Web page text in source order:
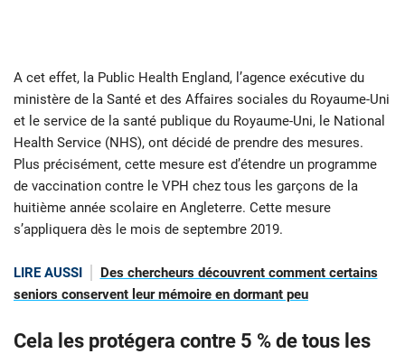
A cet effet, la Public Health England, l’agence exécutive du
ministère de la Santé et des Affaires sociales du Royaume-Uni
et le service de la santé publique du Royaume-Uni, le National
Health Service (NHS), ont décidé de prendre des mesures.
Plus précisément, cette mesure est d’étendre un programme
de vaccination contre le VPH chez tous les garçons de la
huitième année scolaire en Angleterre. Cette mesure
s’appliquera dès le mois de septembre 2019.
LIRE AUSSI
Des chercheurs découvrent comment certains
seniors conservent leur mémoire en dormant peu
Cela les protégera contre 5 % de tous les